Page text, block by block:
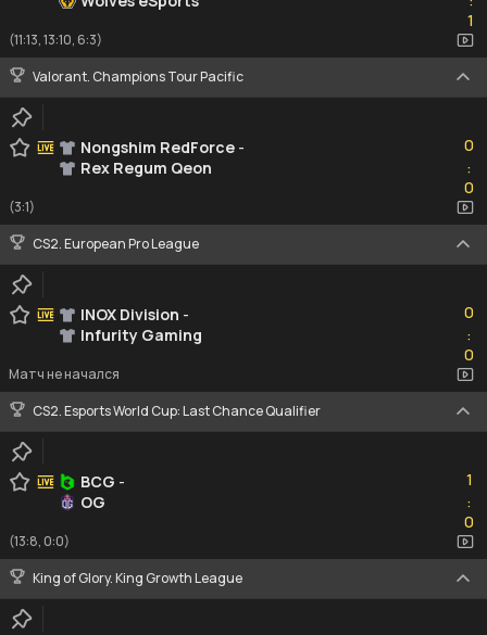
1
(11:13, 13:10, 6:3)
Valorant. Champions Tour Pacific
Nongshim RedForce -
Rex Regum Qeon
0
:0
0
(3:1)
CS2. European Pro League
INOX Division -
Infurity Gaming
0
:0
0
Матч не начался
CS2. Esports World Cup: Last Chance Qualifier
BCG -
OG
1
:0
0
(13:8, 0:0)
King of Glory. King Growth League